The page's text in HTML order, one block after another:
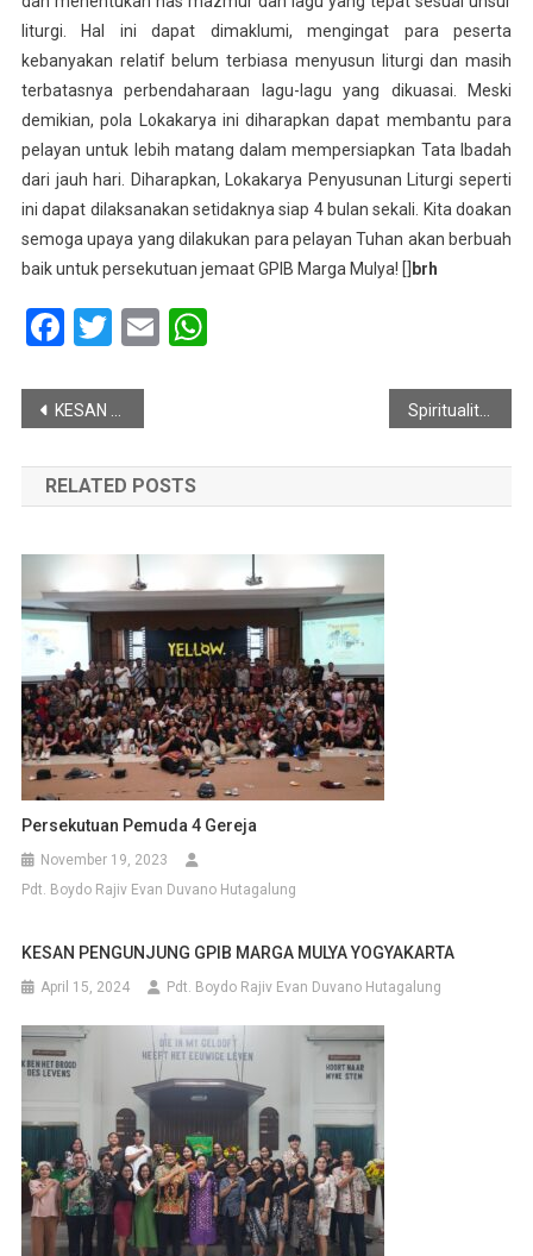
liturgi. Hal ini dapat dimaklumi, mengingat para peserta
kebanyakan relatif belum terbiasa menyusun liturgi dan masih
terbatasnya perbendaharaan lagu-lagu yang dikuasai. Meski
demikian, pola Lokakarya ini diharapkan dapat membantu para
pelayan untuk lebih matang dalam mempersiapkan Tata Ibadah
dari jauh hari. Diharapkan, Lokakarya Penyusunan Liturgi seperti
ini dapat dilaksanakan setidaknya siap 4 bulan sekali. Kita doakan
semoga upaya yang dilakukan para pelayan Tuhan akan berbuah
baik untuk persekutuan jemaat GPIB Marga Mulya! [] brh
Facebook
Twitter
EmailWhatsApp
Post
navigation
KESAN PENGUNJUNG GPIB MARGA MULYA YOGYAKARTA
RELATED POSTS
Persekutuan Pemuda 4 Gereja
November 19, 2023
Pdt. Boydo Rajiv Evan Duvano Hutagalung
KESAN PENGUNJUNG GPIB MARGA MULYA YOGYAKARTA
April 15, 2024 Pdt. Boydo Rajiv Evan Duvano Hutagalung